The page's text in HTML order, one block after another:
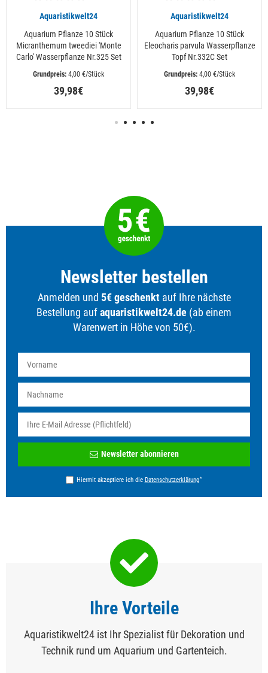
Aquaristikwelt24
Aquarium Pflanze 10 Stück
Micranthemum tweediei 'Monte
Carlo' Wasserpflanze Nr.325 Set
4,00 €/Stück
39,98€
Aquaristikwelt24
Aquarium Pflanze 10 Stück
Eleocharis parvula Wasserpflanze
Topf Nr.332C Set
4,00 €/Stück
39,98€
Newsletter bestellen
Anmelden und 5€ geschenktauf Ihre nächste
Bestellung aufaquaristikwelt24.de (ab einem
Warenwert in Höhe von 50€).
Newsletter abonnieren
Hiermit akzeptiere ich die Daten­schutz­erklärung*
Ihre Vorteile
Aquaristikwelt24 ist Ihr Spezialist für Dekoration und
Technik rund um Aquarium und Gartenteich.